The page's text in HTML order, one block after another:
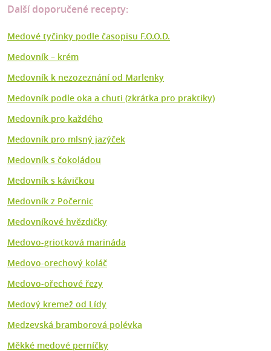
Další doporučené recepty:
Medové tyčinky podle časopisu F.O.O.D.
Medovník – krém
Medovník k nezozeznání od Marlenky
Medovník podle oka a chuti (zkrátka pro praktiky)
Medovník pro každého
Medovník pro mlsný jazýček
Medovník s čokoládou
Medovník s kávičkou
Medovník z Počernic
Medovníkové hvězdičky
Medovo-griotková marináda
Medovo-orechový koláč
Medovo-ořechové řezy
Medový kremež od Lídy
Medzevská bramborová polévka
Měkké medové perníčky